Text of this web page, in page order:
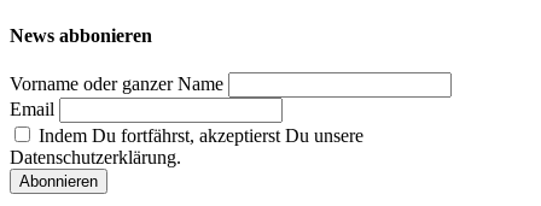
News abbonieren
Vorname oder ganzer Name
Email
Indem Du fortfährst, akzeptierst Du unsere
Datenschutzerklärung.